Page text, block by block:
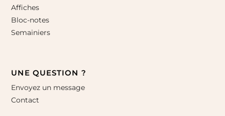
Affiches
Bloc-notes
Semainiers
UNE QUESTION ?
Envoyez un message
Contact